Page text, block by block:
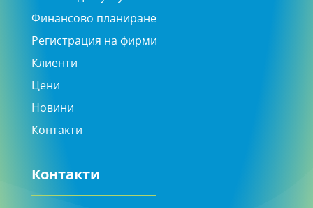
Финансово планиране
Регистрация на фирми
Клиенти
Цени
Новини
Контакти
Контакти